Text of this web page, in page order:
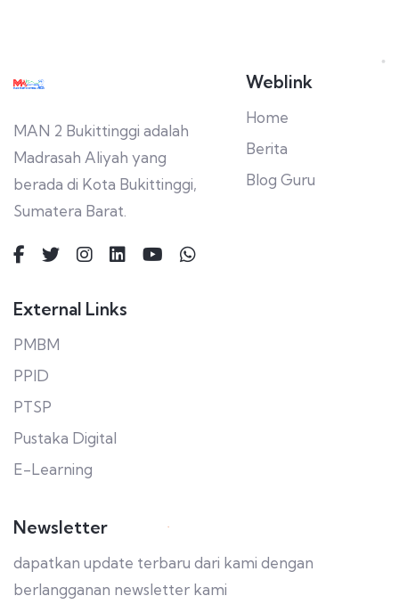
MAN 2 Bukittinggi adalah
Madrasah Aliyah yang
berada di Kota Bukittinggi,
Sumatera Barat.
Weblink
Home
Berita
Blog Guru
External Links
PMBM
PPID
PTSP
Pustaka Digital
E-Learning
Newsletter
dapatkan update terbaru dari kami dengan
berlangganan newsletter kami